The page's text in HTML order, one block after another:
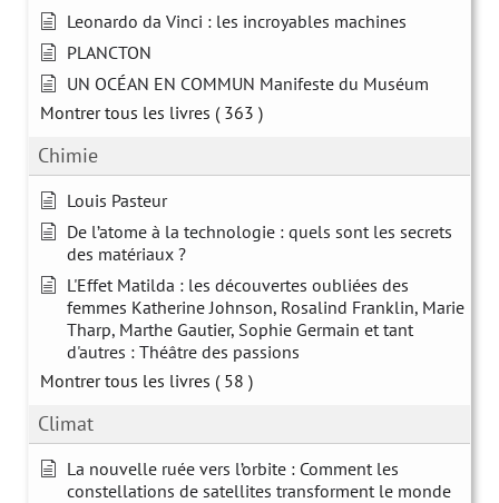
Leonardo da Vinci : les incroyables machines
PLANCTON
UN OCÉAN EN COMMUN Manifeste du Muséum
Montrer tous les livres ( 363 )
Chimie
Louis Pasteur
De l’atome à la technologie : quels sont les secrets
des matériaux ?
L'Effet Matilda : les découvertes oubliées des
femmes Katherine Johnson, Rosalind Franklin, Marie
Tharp, Marthe Gautier, Sophie Germain et tant
d'autres : Théâtre des passions
Montrer tous les livres ( 58 )
Climat
La nouvelle ruée vers l’orbite : Comment les
constellations de satellites transforment le monde